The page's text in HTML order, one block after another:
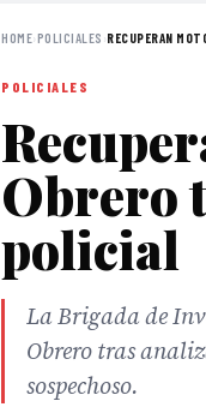
HOME›POLICIALES ›RECUPERAN
POLICIALES
Obrero
policial
La Brigada de
Obrero tras
sospechoso.